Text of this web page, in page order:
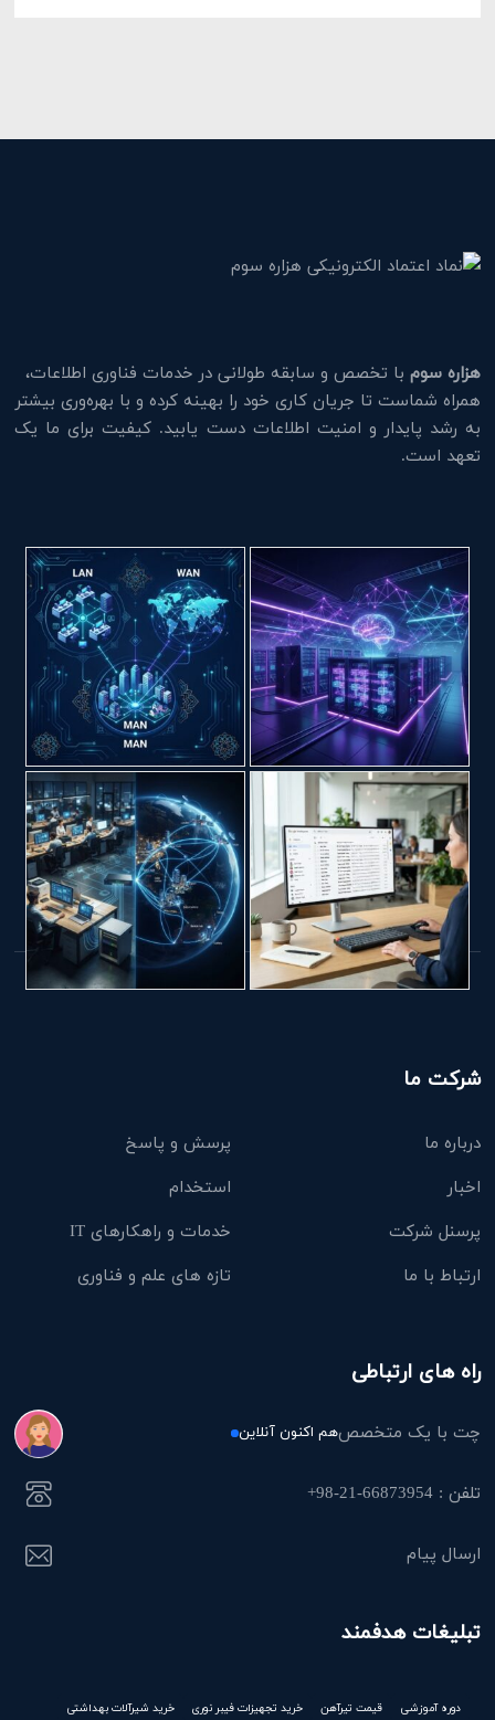
هزاره سوم با تخصص و سابقه طولانی در خدمات فناوری اطلاعات،
همراه شماست تا جریان کاری خود را بهینه کرده و با بهره‌وری بیشتر
به رشد پایدار و امنیت اطلاعات دست یابید. کیفیت برای ما یک
تعهد است.
شرکت ما
درباره ما
پرسش و پاسخ
اخبار
استخدام
پرسنل شرکت
خدمات و راهکارهای IT
ارتباط با ما
تازه های علم و فناوری
راه های ارتباطی
چت با یک متخصصهم اکنون آنلاین
تلفن : 66873954-21-98+
ارسال پیام
تبلیغات هدفمند
دوره آموزشی قیمت تیرآهن خرید تجهیزات فیبر نوری خرید شیرآلات بهداشتی